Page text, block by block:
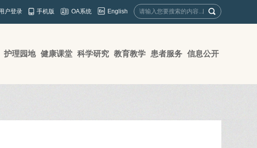
户登录 手机版 OA系统 English
护理园地 健康课堂 科学研究 教育教学 患者服务 信息公开